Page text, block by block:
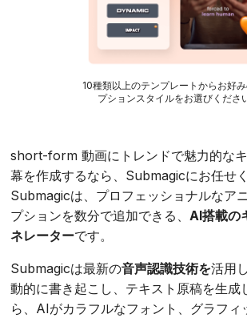
10種類以上のテンプレートからお好
プションスタイルをお選びくださ
short-form 動画にトレンドで魅力的な
幕を作成するなら、Submagicにお任せく
Submagicは、プロフェッショナルなア
プションを数分で追加できる、AI搭載の
ネレーターです。
Submagicは最新の音声認識技術を活用
動的に書き起こし、テキスト原稿を生成
ら、AIがカラフルなフォント、グラフィ